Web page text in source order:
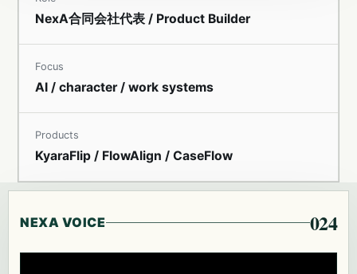
NexA合同会社代表 / Product Builder
Focus
AI / character / work systems
Products
KyaraFlip / FlowAlign / CaseFlow
NEXA VOICE 024